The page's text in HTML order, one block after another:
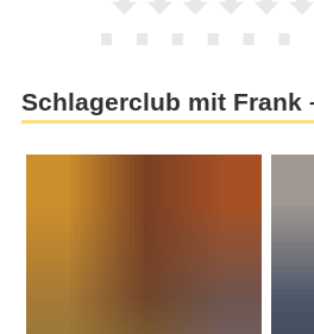
Schlagerclub mit Frank